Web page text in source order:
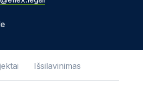
Išsilavinimas